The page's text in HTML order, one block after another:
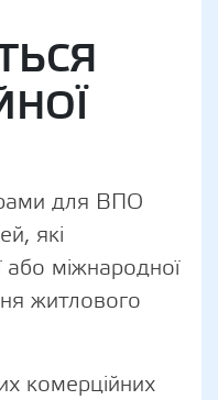
для ВПО
які
міжнародної
житлового
комерційних